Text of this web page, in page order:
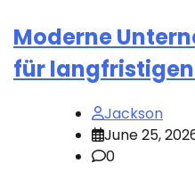
Moderne
für
Jackson
June 25,
0